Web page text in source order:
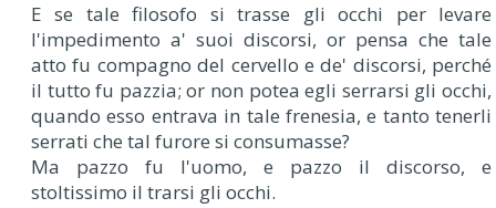
E se tale filosofo si trasse gli occhi per levare
l'impedimento a' suoi discorsi, or pensa che tale
atto fu compagno del cervello e de' discorsi, perché
il tutto fu pazzia; or non potea egli serrarsi gli occhi,
quando esso entrava in tale frenesia, e tanto tenerli
serrati che tal furore si consumasse?
Ma pazzo fu l'uomo, e pazzo il discorso, e
stoltissimo il trarsi gli occhi.